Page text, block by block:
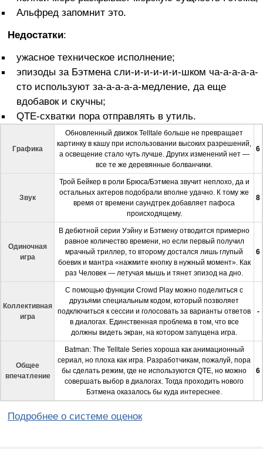
Альфред запомнит это.
Недостатки:
ужасное техническое исполнение;
эпизоды за Бэтмена сли-и-и-и-и-и-шком ча-а-а-а-а-
сто используют за-а-а-а-а-медление, да еще
вдобавок и скучны;
QTE-схватки пора отправлять в утиль.
Графика
Обновленный движок Telltale больше не превращает
картинку в кашу при использовании высоких разрешений,
а освещение стало чуть лучше. Других изменений нет —
все те же деревянные болванчики.
6
Звук
Трой Бейкер в роли Брюса/Бэтмена звучит неплохо, да и
остальных актеров подобрали вполне удачно. К тому же
время от времени саундтрек добавляет пафоса
происходящему.
8
Одиночная
игра
В дебютной серии Уэйну и Бэтмену отводится примерно
равное количество времени, но если первый получил
мрачный триллер, то второму достался лишь глупый
боевик и мантра «нажмите кнопку в нужный момент». Как
раз Человек — летучая мышь и тянет эпизод на дно.
6
Коллективная
игра
С помощью функции Crowd Play можно поделиться с
друзьями специальным кодом, который позволяет
подключиться к сессии и голосовать за варианты ответов
в диалогах. Единственная проблема в том, что все
должны видеть экран, на котором запущена игра.
-
Общее
впечатление
Batman: The Telltale Series хороша как анимационный
сериал, но плоха как игра. Разработчикам, пожалуй, пора
бы сделать режим, где не используются QTE, но можно
совершать выбор в диалогах. Тогда проходить нового
Бэтмена оказалось бы куда интереснее.
6
Подробнее о системе оценок